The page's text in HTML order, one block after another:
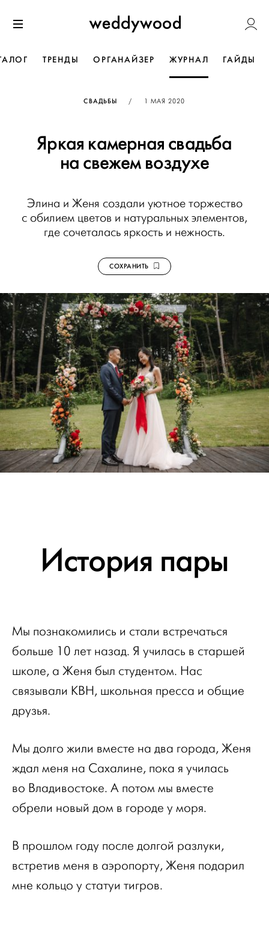
к содержанию
Weddywood
ТРЕНДЫ ОРГАНАЙЗЕР ЖУРНАЛ ГАЙДЫ
СВАДЬБЫ / ОПУБЛИКОВАНО
1 МАЯ 2020
Яркая камерная свадьба
на свежем воздухе
Элина и Женя создали уютное торжество
с обилием цветов и натуральных элементов,
где сочеталась яркость и нежность.
СОХРАНИТЬ
История пары
Мы познакомились и стали встречаться
больше 10 лет назад. Я училась в старшей
школе, а Женя был студентом. Нас
связывали КВН, школьная пресса и общие
друзья.
Мы долго жили вместе на два города, Женя
ждал меня на Сахалине, пока я училась
во Владивостоке. А потом мы вместе
обрели новый дом в городе у моря.
В прошлом году после долгой разлуки,
встретив меня в аэропорту, Женя подарил
мне кольцо у статуи тигров.